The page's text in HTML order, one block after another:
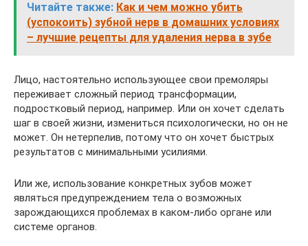
Читайте также: Как и чем можно убить
(успокоить) зубной нерв в домашних условиях
– лучшие рецепты для удаления нерва в зубе
Лицо, настоятельно использующее свои премоляры
переживает сложный период трансформации,
подростковый период, например. Или он хочет сделать
шаг в своей жизни, измениться психологически, но он не
может. Он нетерпелив, потому что он хочет быстрых
результатов с минимальными усилиями.
Или же, использование конкретных зубов может
являться предупреждением тела о возможных
зарождающихся проблемах в каком-либо органе или
системе органов.